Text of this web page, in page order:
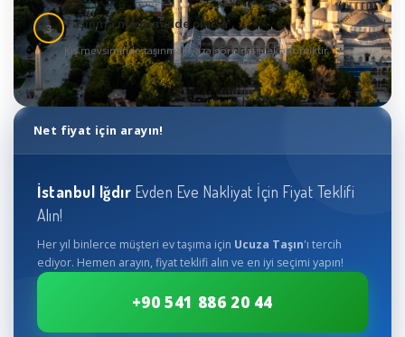
3 Taşınma mevsiminde olursa
Kış mevsiminde taşınmak yaza göre daha ekonomiktir
Net fiyat için arayın!
İstanbul Iğdır Evden Eve Nakliyat İçin Fiyat Teklifi
Alın!
Her yıl binlerce müşteri ev taşıma için Ucuza Taşın'ı tercih
ediyor. Hemen arayın, fiyat teklifi alın ve en iyi seçimi yapın!
+90 541 886 20 44